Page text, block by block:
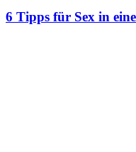
6 Tipps für Sex in